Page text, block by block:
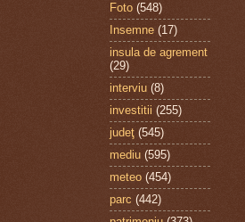
Foto (548)
Insemne (17)
insula de agrement
(29)
interviu (8)
investitii (255)
judeţ (545)
mediu (595)
meteo (454)
parc (442)